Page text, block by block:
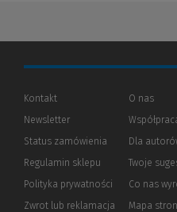
Kontakt
Newsletter
Status zamówienia
Regulamin sklepu
Polityka prywatności (Nowe
(Link
innej
Zwrot lub reklamacja
O nas
Dla
Twoje
Co nas
Mapa